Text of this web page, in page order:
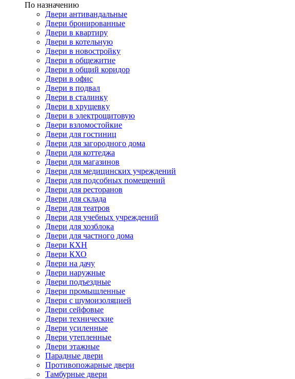
По назначению
Двери антивандальные
Двери бронированные
Двери в квартиру
Двери в котельную
Двери в новостройку
Двери в общежитие
Двери в общий коридор
Двери в офис
Двери в подвал
Двери в сталинку
Двери в хрущевку
Двери в электрощитовую
Двери взломостойкие
Двери для гостиниц
Двери для загородного дома
Двери для коттеджа
Двери для магазинов
Двери для медицинских учреждений
Двери для подсобных помещений
Двери для ресторанов
Двери для склада
Двери для театров
Двери для учебных учреждений
Двери для хозблока
Двери для частного дома
Двери КХН
Двери КХО
Двери на дачу
Двери наружные
Двери подъездные
Двери промышленные
Двери с шумоизоляцией
Двери сейфовые
Двери технические
Двери усиленные
Двери утепленные
Двери этажные
Парадные двери
Противопожарные двери
Тамбурные двери